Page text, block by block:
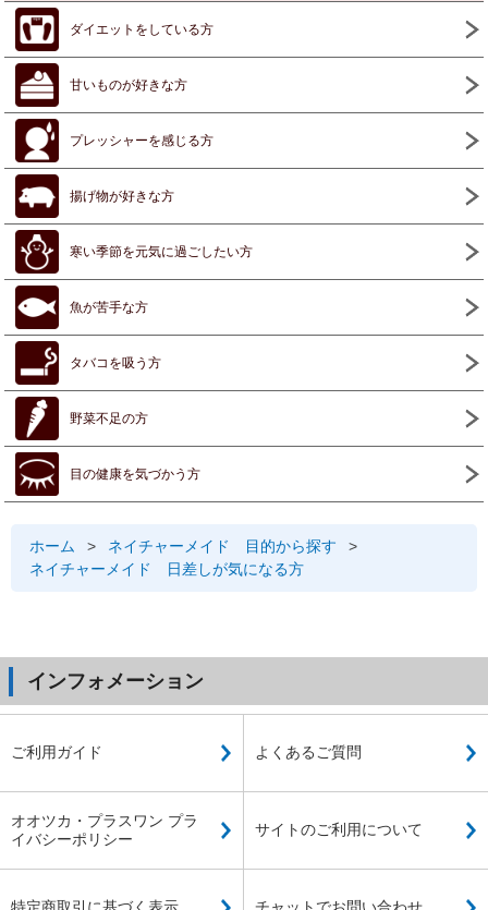
ダイエットをしている方
甘いものが好きな方
プレッシャーを感じる方
揚げ物が好きな方
寒い季節を元気に過ごしたい方
魚が苦手な方
タバコを吸う方
野菜不足の方
目の健康を気づかう方
ホーム > ネイチャーメイド 目的から探す
>
ネイチャーメイド 日差しが気になる方
インフォメーション
ご利用ガイド よくあるご質問
オオツカ・プラスワン プラ
イバシーポリシー
サイトのご利用について